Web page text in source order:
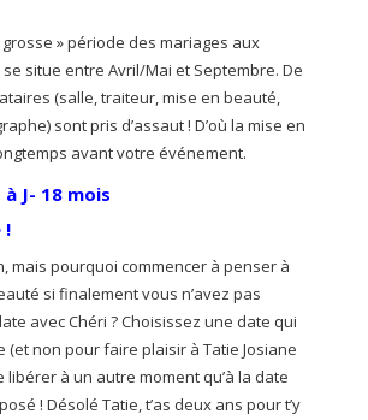
» période des mariages aux
situe entre Avril/Mai et Septembre. De
(salle, traiteur, mise en beauté,
sont pris d’assaut ! D’où la mise en
avant votre événement.
à J- 18 mois
!
mais pourquoi commencer à penser à
si finalement vous n’avez pas
avec Chéri ? Choisissez une date qui
(et non pour faire plaisir à Tatie Josiane
à un autre moment qu’à la date
! Désolé Tatie, t’as deux ans pour t’y